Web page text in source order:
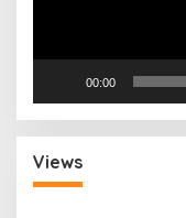
00:00
Views